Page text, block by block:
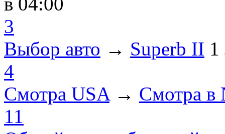
3
Выбор авто → Superb II
4
Смотра USA→ Смотра в
11